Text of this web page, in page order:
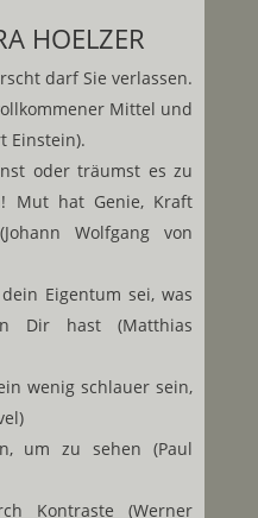
HOELZER
darf Sie verlassen.
Mittel und
Einstein).
oder träumst es zu
Mut hat Genie, Kraft
Wolfgang von
Eigentum sei, was
Dir hast (Matthias
wenig schlauer sein,
um zu sehen (Paul
Kontraste (Werner